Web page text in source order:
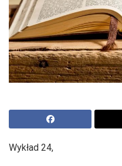
Wykład 24,